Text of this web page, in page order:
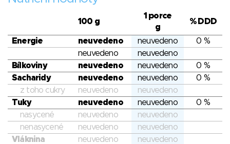
100 g
1 porce
g
% DDD
Energie neuvedeno neuvedeno
0 %
neuvedeno
neuvedeno
Bílkoviny
neuvedeno neuvedeno
0 %
Sacharidy
neuvedeno neuvedeno
0 %
z toho cukry
neuvedeno
neuvedeno
Tuky
neuvedeno neuvedeno
0 %
nasycené
neuvedeno
neuvedeno
nenasycené
neuvedeno
neuvedeno
Vláknina
neuvedeno
neuvedeno